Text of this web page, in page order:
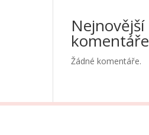
Nejnovější
komentáře
Žádné komentáře.